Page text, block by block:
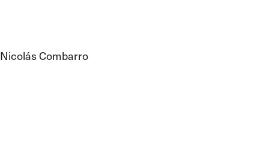
Nicolás Combarro